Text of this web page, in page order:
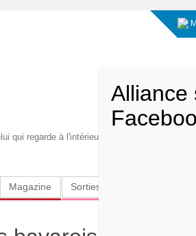
qui regarde à l'intérieur s'éveille. Carl Jung
Magazine Sorties